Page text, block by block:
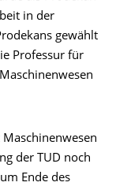
in der
gewählt
Professur für
der TUD noch
Ende des